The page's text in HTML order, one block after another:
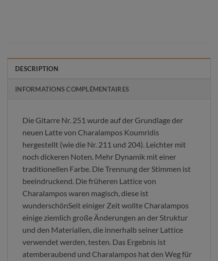
DESCRIPTION
INFORMATIONS COMPLÉMENTAIRES
Die Gitarre Nr. 251 wurde auf der Grundlage der
neuen Latte von Charalampos Koumridis
hergestellt (wie die Nr. 211 und 204). Leichter mit
noch dickeren Noten. Mehr Dynamik mit einer
traditionellen Farbe. Die Trennung der Stimmen ist
beeindruckend. Die früheren Lattice von
Charalampos waren magisch, diese ist
wunderschönSeit einiger Zeit wollte Charalampos
einige ziemlich große Änderungen an der Struktur
und den Materialien, die innerhalb seiner Lattice
verwendet werden, testen. Das Ergebnis ist
atemberaubend und Charalampos hat den Weg für